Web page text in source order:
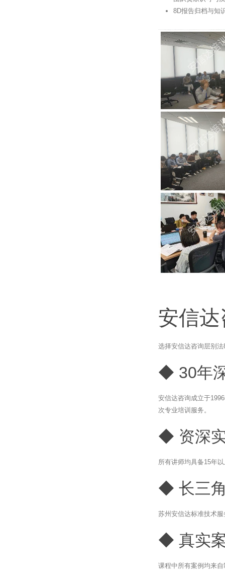
8D报告归档与知
安信
选择安信达咨询层别
◆ 30年
安信达咨询成立于
次专业培训服务。
◆ 资深
所有讲师均具备15年
◆ 长三
苏州安信达标准技术
◆ 真实
课程中所有案例均来